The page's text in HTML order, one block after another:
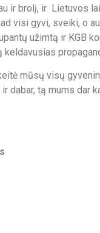
ir brolį, ir Lietuvos
visi gyvi, sveiki, o
užimtą ir KGB
mūsų visų
dabar, tą mums